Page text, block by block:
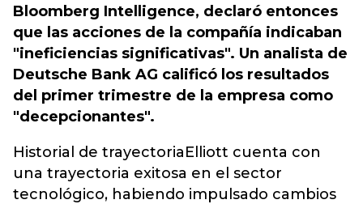
Bloomberg Intelligence, declaró entonces
que las acciones de la compañía indicaban
"ineficiencias significativas". Un analista de
Deutsche Bank AG calificó los resultados
del primer trimestre de la empresa como
"decepcionantes".
Historial de trayectoriaElliott cuenta con
una trayectoria exitosa en el sector
tecnológico, habiendo impulsado cambios